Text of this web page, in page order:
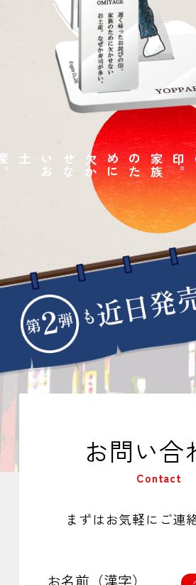
。
家
族
の
た
め
に
欠
か
せ
な
い
お
土産
お問い合
Contact
まずはお気軽にご連
お名前（漢字）